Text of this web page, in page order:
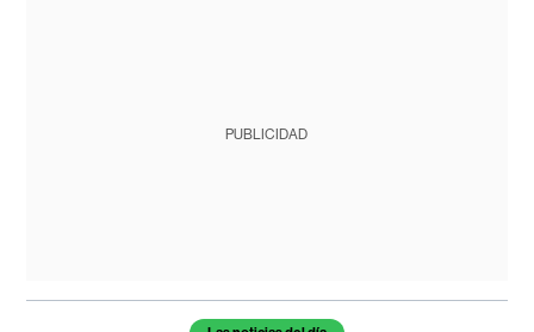
PUBLICIDAD
Temas de este artículo